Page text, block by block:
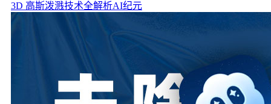
3D 高斯泼溅技术全解析AI纪元